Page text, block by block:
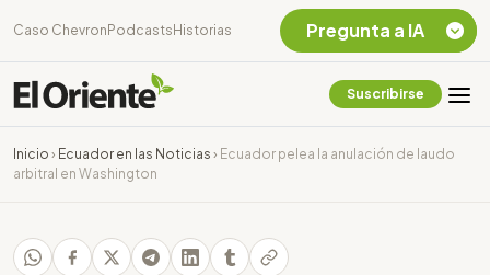
Caso Chevron Podcasts Historias
Suscribirse
Inicio › Ecuador en las Noticias › Ecuador pelea la anulación de laudo
arbitral en Washington
Pregunta a IA
Chevron Ecuador